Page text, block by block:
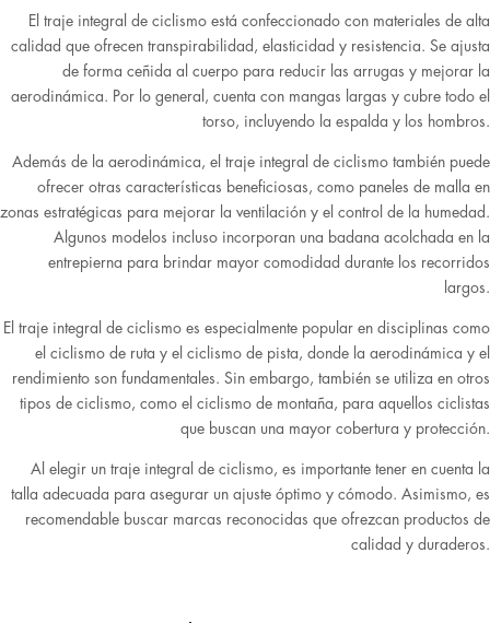
El traje integral de ciclismo está confeccionado con materiales de alta
calidad que ofrecen transpirabilidad, elasticidad y resistencia. Se ajusta
de forma ceñida al cuerpo para reducir las arrugas y mejorar la
aerodinámica. Por lo general, cuenta con mangas largas y cubre todo el
torso, incluyendo la espalda y los hombros.
Además de la aerodinámica, el traje integral de ciclismo también puede
ofrecer otras características beneficiosas, como paneles de malla en
zonas estratégicas para mejorar la ventilación y el control de la humedad.
Algunos modelos incluso incorporan una badana acolchada en la
entrepierna para brindar mayor comodidad durante los recorridos
largos.
El traje integral de ciclismo es especialmente popular en disciplinas como
el ciclismo de ruta y el ciclismo de pista, donde la aerodinámica y el
rendimiento son fundamentales. Sin embargo, también se utiliza en otros
tipos de ciclismo, como el ciclismo de montaña, para aquellos ciclistas
que buscan una mayor cobertura y protección.
Al elegir un traje integral de ciclismo, es importante tener en cuenta la
talla adecuada para asegurar un ajuste óptimo y cómodo. Asimismo, es
recomendable buscar marcas reconocidas que ofrezcan productos de
calidad y duraderos.